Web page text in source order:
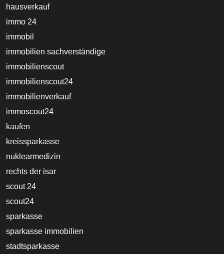
hausverkauf
immo 24
immobil
immobilien sachverständige
immobilienscout
immobilienscout24
immobilienverkauf
immoscout24
kaufen
kreissparkasse
nuklearmedizin
rechts der isar
scout 24
scout24
sparkasse
sparkasse immobilien
stadtsparkasse